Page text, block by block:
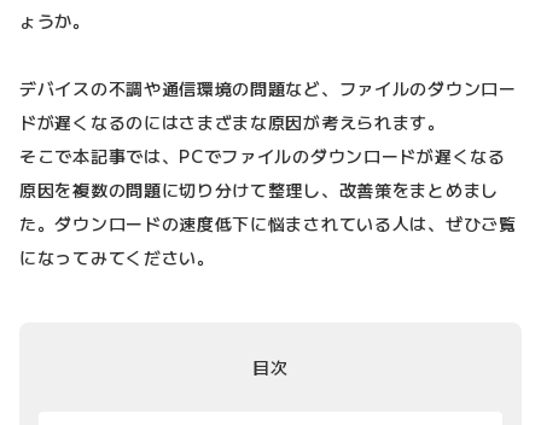
ょうか。
デバイスの不調や通信環境の問題など、ファイルのダウンロー
ドが遅くなるのにはさまざまな原因が考えられます。
そこで本記事では、PCでファイルのダウンロードが遅くなる
原因を複数の問題に切り分けて整理し、改善策をまとめまし
た。ダウンロードの速度低下に悩まされている人は、ぜひご覧
になってみてください。
目次